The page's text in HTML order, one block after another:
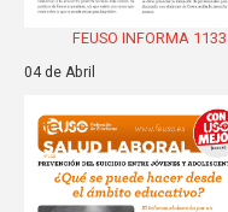
FEUSO INFORMA 1133
04 de Abril